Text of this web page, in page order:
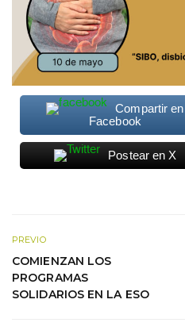
Compartir en
Facebook
Postear en X
PREVIO
COMIENZAN LOS
PROGRAMAS
SOLIDARIOS EN LA ESO